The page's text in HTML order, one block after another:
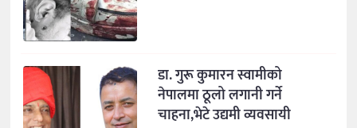
डा. गुरू कुमारन स्वामीको
नेपालमा ठूलो लगानी गर्ने
चाहना,भेटे उद्यमी व्यवसायी